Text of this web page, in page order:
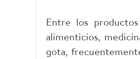
Entre los
alimenticios,
gota,